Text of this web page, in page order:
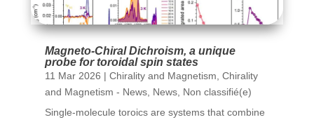
Magneto-Chiral Dichroism, a unique
probe for toroidal spin states
11 Mar 2026 | Chirality and Magnetism Chirality
and Magnetism - News, News, Non classifié(e)
Single-molecule toroics are systems that combine